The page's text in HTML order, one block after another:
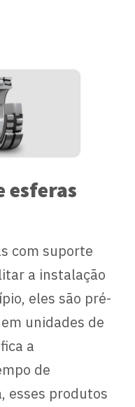
esferas
com suporte
a instalação
eles são pré-
unidades de
a
de
esses produtos